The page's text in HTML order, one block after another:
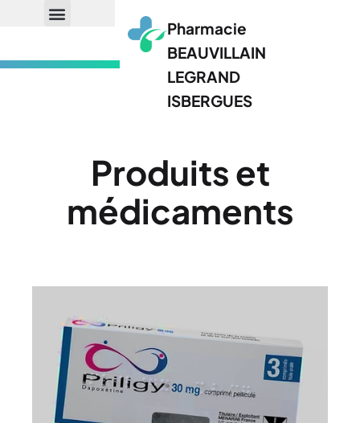
Pharmacie
BEAUVILLAIN
LEGRAND
ISBERGUES
Produits et
médicaments